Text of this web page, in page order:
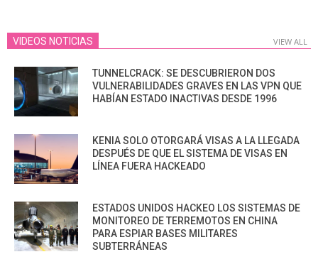
VIDEOS NOTICIAS VIEW ALL
TUNNELCRACK: SE DESCUBRIERON DOS
VULNERABILIDADES GRAVES EN LAS VPN QUE
HABÍAN ESTADO INACTIVAS DESDE 1996
KENIA SOLO OTORGARÁ VISAS A LA LLEGADA
DESPUÉS DE QUE EL SISTEMA DE VISAS EN
LÍNEA FUERA HACKEADO
ESTADOS UNIDOS HACKEO LOS SISTEMAS DE
MONITOREO DE TERREMOTOS EN CHINA
PARA ESPIAR BASES MILITARES
SUBTERRÁNEAS